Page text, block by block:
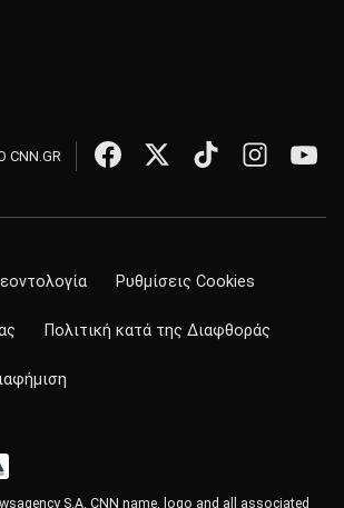
Ρυθμίσεις Cookies
Πολιτική κατά της Διαφθοράς
S.A. CNN name, logo and all associated